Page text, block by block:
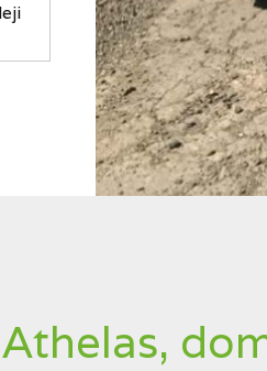
Athelas,